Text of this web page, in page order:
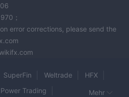
；
error corrections, please send the
SuperFin Weltrade
HFX
Power Trading Mehr